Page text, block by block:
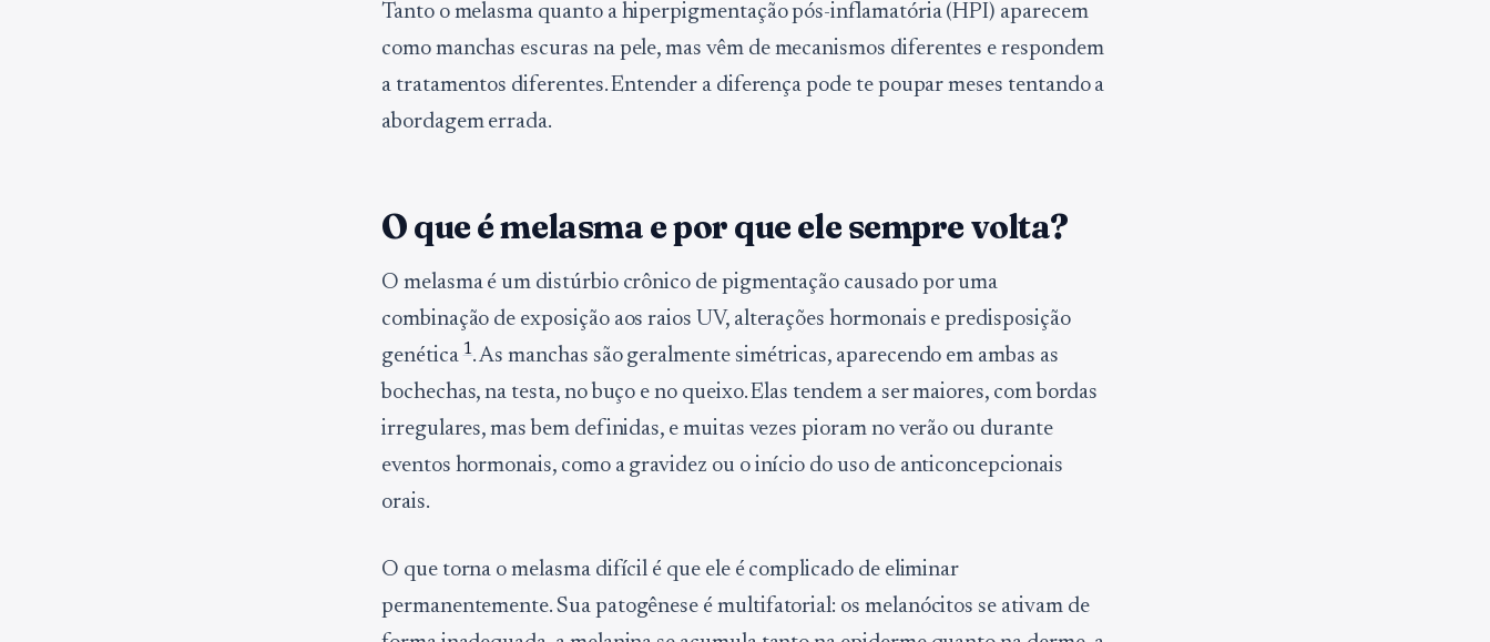
Tanto o melasma quanto a hiperpigmentação pós-inflamatória (HPI) aparecem
como manchas escuras na pele, mas vêm de mecanismos diferentes e respondem
a tratamentos diferentes. Entender a diferença pode te poupar meses tentando a
abordagem errada.
O que é melasma e por que ele sempre volta?
O melasma é um distúrbio crônico de pigmentação causado por uma
combinação de exposição aos raios UV, alterações hormonais e predisposição
genética 1. As manchas são geralmente simétricas, aparecendo em ambas as
bochechas, na testa, no buço e no queixo. Elas tendem a ser maiores, com bordas
irregulares, mas bem definidas, e muitas vezes pioram no verão ou durante
eventos hormonais, como a gravidez ou o início do uso de anticoncepcionais
orais.
O que torna o melasma difícil é que ele é complicado de eliminar
permanentemente. Sua patogênese é multifatorial: os melanócitos se ativam de